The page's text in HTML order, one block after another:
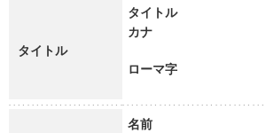
タイトル
タイトル
カナ
ローマ字
名前